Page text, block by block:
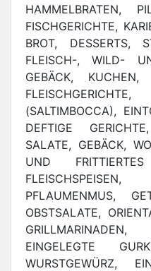
HAMMELBRATEN,
FISCHGERICHTE,
BROT, DESSERTS,
FLEISCH-, WILD-
GEBÄCK, KUCHEN,
(SALTIMBOCCA),
DEFTIGE
SALATE, GEBÄCK,
UND
PFLAUMENMUS,
OBSTSALATE,
EINGELEGTE
WURSTGEWÜRZ,